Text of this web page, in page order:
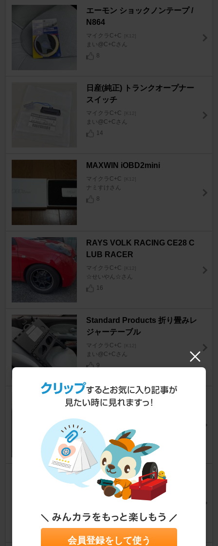
エーモン ショックノンテープ /
N864
マイクラC+C
まい@C+Cさん
8
日産(純正) トランクオープナー
スイッチ
マイクラC+C
まい@C+Cさん
14
MAXWIN iOBD2mini
マイクラC+C
ナミすけさん
8
RAYS VOLK RACING CE28 C
LUB RACER
マイクラC+C
☆せいやん☆さん
16
Standard Products 折り畳みレ
ジャーテーブル
マイクラC+C
まい@C+Cさん
9
ブルーワイドミラードットコム
ブルーワイドミラー
マイクラC+C
ふぐ_R.S.さん
不明 ドアストライカーカバーロ
ックプロテクター+ドアチェッ
クアーム防水保護カバー
マイクラC+C [K12]
*ジュン*さん
会員登録をして使う